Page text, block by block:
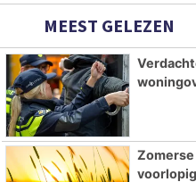
MEEST GELEZEN